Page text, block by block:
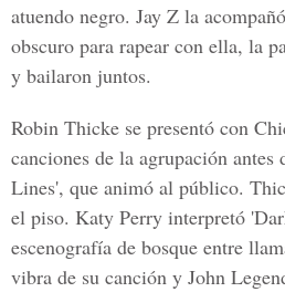
atuendo negro. Jay Z la
obscuro para rapear con ella, la
y bailaron juntos.
Robin Thicke se presentó con
canciones de la agrupación
Lines', que animó al público.
el piso. Katy Perry interpretó
escenografía de bosque entre
vibra de su canción y John